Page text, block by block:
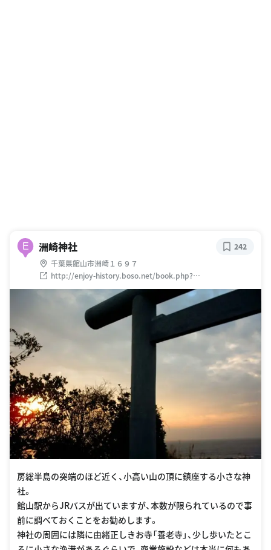
E 洲崎神社
千葉県館山市洲崎１６９７
http://enjoy-history.boso.net/book.php?
strID_Book=0601&strID_Page=001&strID_Section=17
242
房総半島の突端のほど近く、小高い山の頂に鎮座する小さな神
社。
館山駅からJRバスが出ていますが、本数が限られているので事
前に調べておくことをお勧めします。
神社の周囲には隣に由緒正しきお寺「養老寺」、少し歩いたとこ